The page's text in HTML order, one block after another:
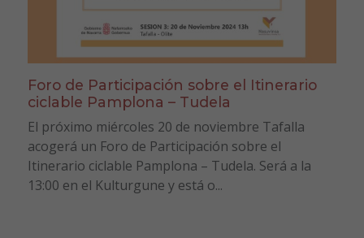
Foro de Participación sobre el Itinerario
ciclable Pamplona – Tudela
El próximo miércoles 20 de noviembre Tafalla
acogerá un Foro de Participación sobre el
Itinerario ciclable Pamplona – Tudela. Será a la
13:00 en el Kulturgune y está o...